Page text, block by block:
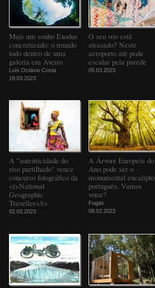
Mais um sonho Exodus
concretizado: o mundo
todo dentro de uma
galeria em Aveiro
Luís Octávio Costa
19.03.2023
O seu voo está
atrasado? Neste
aeroporto até pode
escalar pela parede
05.03.2023
A "autenticidade do
riso partilhado" vence
concurso fotográfico da
<i>National
Geographic
Traveller</i>
02.03.2023
A Árvore Europeia do
Ano pode ser o
monumental eucalipto
português. Vamos
votar?
Fugas
08.02.2023